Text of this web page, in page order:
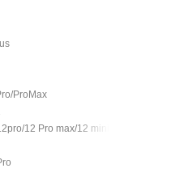
ProMax
12 Pro max/12 mini.